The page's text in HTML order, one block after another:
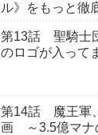
ル》をもっと徹
第13話 聖騎士
のロゴが入って
第14話 魔王軍
画 ～3.5億マナ